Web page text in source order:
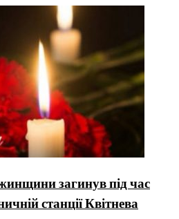
загинув під час
станції Квітнева